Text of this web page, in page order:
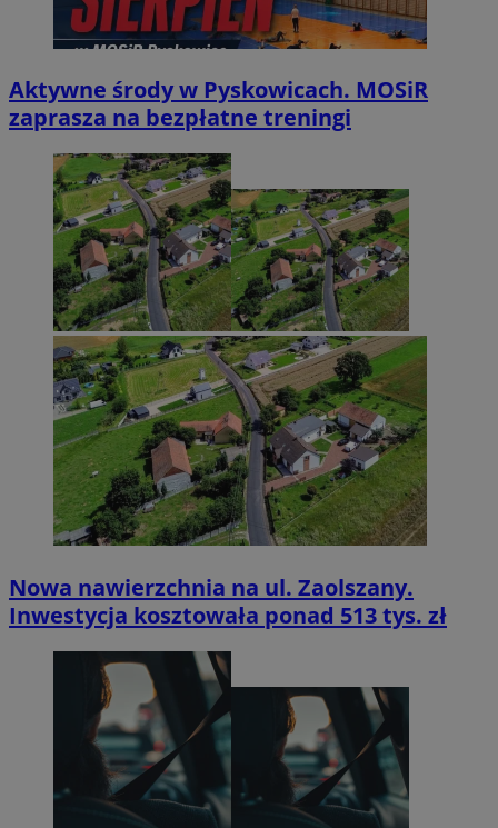
Aktywne środy w Pyskowicach. MOSiR
zaprasza na bezpłatne treningi
Nowa nawierzchnia na ul. Zaolszany.
Inwestycja kosztowała ponad 513 tys. zł